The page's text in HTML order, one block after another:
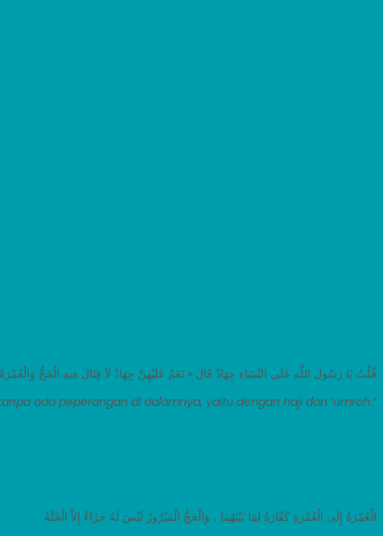
قُلْتُ يَا رَسُولَ اللَّهِ عَلَى النِّسَاءِ جِهَادٌ قَالَ « نَعَمْ عَلَيْهِنَّ جِهَادٌ لاَ قِتَالَ فِيهِ الْحَجُّ
ada peperangan di dalamnya, yaitu dengan haji dan ‘umroh.”
الْعُمْرَةُ إِلَى الْعُمْرَةِ كَفَّارَةٌ لِمَا بَيْنَهُمَا ، وَالْحَجُّ الْمَبْرُورُ لَيْسَ لَهُ جَزَاءٌ إِلاَّ الْجَنَّةُ